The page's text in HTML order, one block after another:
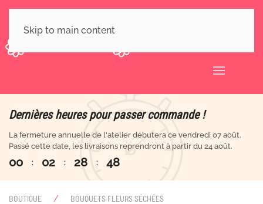
Skip to main content
Dernières heures pour passer commande !
La fermeture annuelle de l'atelier débutera ce vendredi 07 août.
Passé cette date, les livraisons reprendront à partir du 24 août.
00 : 02 : 28 : 47
BOUTIQUE BOUQUETS FLEURS SÉCHÉES